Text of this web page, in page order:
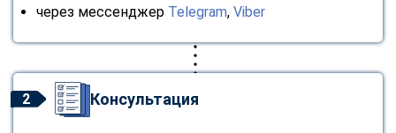
через мессенджер Telegram, Viber
2 Консультация